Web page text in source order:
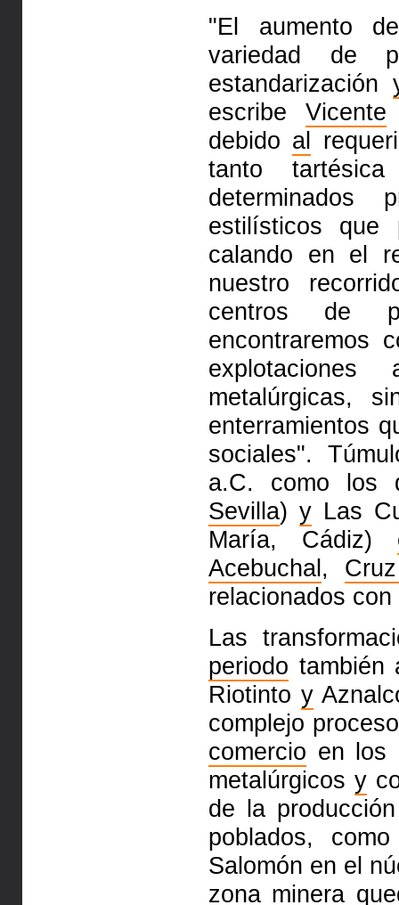
"El aumento
variedad de
estandarización
escribe Vicente
debido al
tanto
determinados
estilísticos
calando en el
nuestro
centros de
encontraremos
explotaciones
metalúrgicas,
enterramientos
sociales".
a.C. como
Sevilla) y Las
María, Cádiz)
Acebuchal,
relacionados
Las
periodo también
Riotintoy
complejo
comercio en los
metalúrgicos y
de la
poblados,
Salomón en el
zona minera